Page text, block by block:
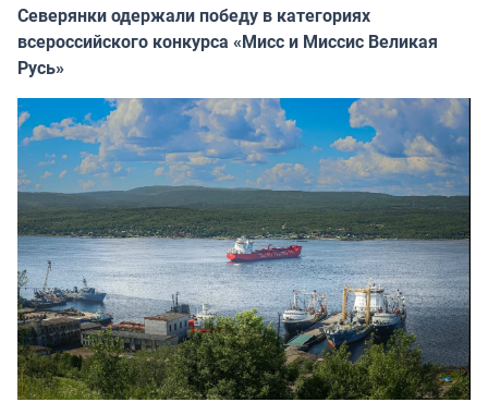
Северянки одержали победу в категориях
всероссийского конкурса «Мисс и Миссис Великая
Русь»